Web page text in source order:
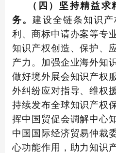
（四）坚持精益
务。建设全链条知识
利、商标申请办案等专
知识产权创造、保护、
产力。加强企业海外知
做好境外展会知识产权
外纠纷应对指导、维权
持续发布全球知识产权
挥中国贸促会调解中心
中国国际经济贸易仲裁
心功能作用，助力知识